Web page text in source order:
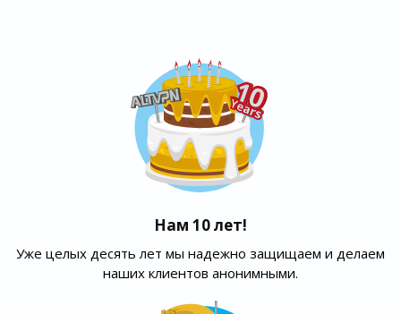
Нам 10 лет!
Уже целых десять лет мы надежно защищаем и делаем
наших клиентов анонимными.